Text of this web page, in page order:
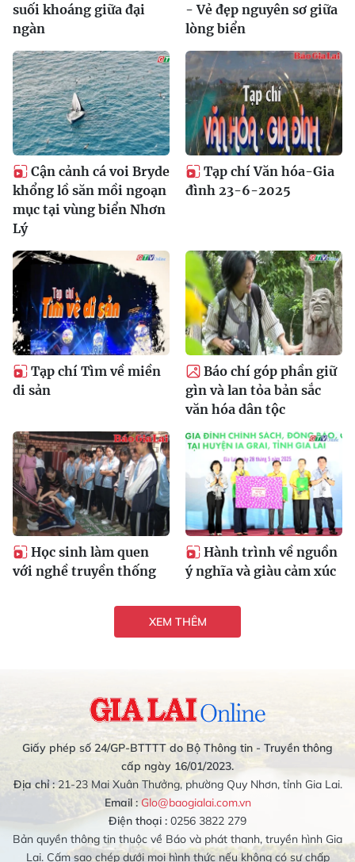
suối khoáng giữa đại
ngàn
- Vẻ đẹp nguyên sơ giữa
lòng biển
Cận cảnh cá voi Bryde
khổng lồ săn mồi ngoạn
mục tại vùng biển Nhơn
Lý
Tạp chí Văn hóa-Gia
đình 23-6-2025
Tạp chí Tìm về miền
di sản
Báo chí góp phần giữ
gìn và lan tỏa bản sắc
văn hóa dân tộc
Học sinh làm quen
với nghề truyền thống
Hành trình về nguồn
ý nghĩa và giàu cảm xúc
XEM THÊM
Giấy phép số 24/GP-BTTTT do Bộ Thông tin - Truyền thông
cấp ngày 16/01/2023.
Địa chỉ :21-23 Mai Xuân Thưởng, phường Quy Nhơn, tỉnh Gia Lai.
Email : Glo@baogialai.com.vn
Điện thoại : 0256 3822 279
Bản quyền thông tin thuộc về Báo và phát thanh, truyền hình Gia
Lai. Cấm sao chép dưới mọi hình thức nếu không có sự chấp